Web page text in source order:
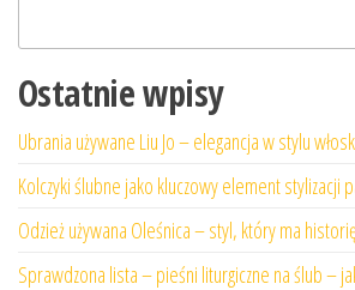
Ostatnie wpisy
Ubrania używane Liu Jo – elegancja w stylu
Kolczyki ślubne jako kluczowy element stylizacji
Odzież używana Oleśnica – styl, który ma
Sprawdzona lista – pieśni liturgiczne na ślub –